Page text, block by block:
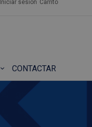
Iniciar sesión Carrito
CONTACTAR